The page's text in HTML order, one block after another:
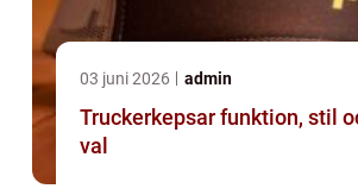
03 juni 2026 admin
Truckerkepsar funktion, stil och smarta
val